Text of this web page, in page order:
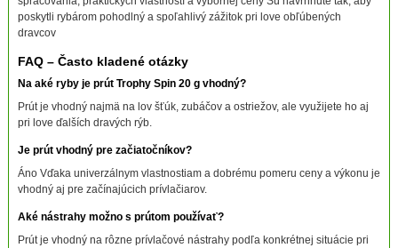
poskytli rybárom pohodlný a spoľahlivý zážitok pri love obľúbených
dravcov
FAQ – Často kladené otázky
Na aké ryby je prút Trophy Spin 20 g vhodný?
Prút je vhodný najmä na lov šťúk, zubáčov a ostriežov, ale využijete ho aj
pri love ďalších dravých rýb.
Je prút vhodný pre začiatočníkov?
Áno Vďaka univerzálnym vlastnostiam a dobrému pomeru ceny a výkonu je
vhodný aj pre začínajúcich prívlačiarov.
Aké nástrahy možno s prútom používať?
Prút je vhodný na rôzne prívlačové nástrahy podľa konkrétnej situácie pri